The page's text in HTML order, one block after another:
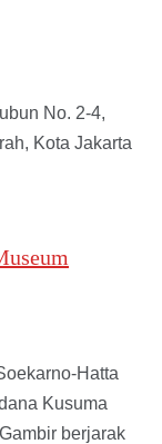
No. 2-4,
Kota Jakarta
Hatta
Kusuma
berjarak